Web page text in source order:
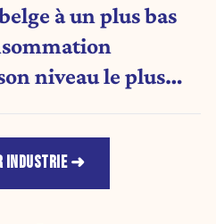
à un plus bas
niveau le plus
INDUSTRIE